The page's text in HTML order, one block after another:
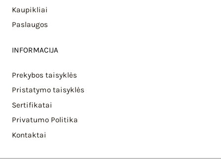
Kaupikliai
Paslaugos
INFORMACIJA
Prekybos taisyklės
Pristatymo taisyklės
Sertifikatai
Privatumo Politika
Kontaktai